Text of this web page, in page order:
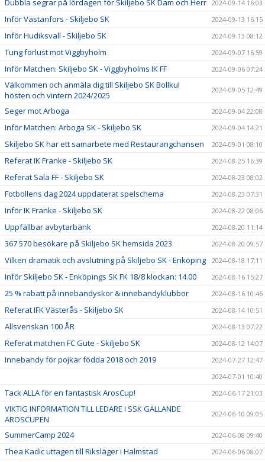
Dubbla segrar på lördagen för Skiljebo SK Dam och Herr 2024-09-14 16:03
Inför Västanfors - Skiljebo SK 2024-09-13 16:15
Inför Hudiksvall - Skiljebo SK 2024-09-13 08:12
Tung förlust mot Viggbyholm 2024-09-07 16:59
Inför Matchen: Skiljebo SK - Viggbyholms IK FF 2024-09-06 07:24
Välkommen och anmäla dig till Skiljebo SK Bollkul
hösten och vintern 2024/2025
2024-09-05 12:49
Seger mot Arboga 2024-09-04 22:08
Inför Matchen: Arboga SK - Skiljebo SK 2024-09-04 14:21
Skiljebo SK har ett samarbete med Restaurangchansen 2024-09-01 08:10
Referat IK Franke - Skiljebo SK 2024-08-25 16:39
Referat Sala FF - Skiljebo SK 2024-08-23 08:02
Fotbollens dag 2024 uppdaterat spelschema 2024-08-23 07:31
Inför IK Franke - Skiljebo SK 2024-08-22 08:06
Uppfällbar avbytarbänk 2024-08-20 11:14
367 570 besökare på Skiljebo SK hemsida 2023 2024-08-20 09:57
Vilken dramatik och avslutning på Skiljebo SK - Enköping 2024-08-18 17:11
Inför Skiljebo SK - Enköpings SK FK 18/8 klockan: 14.00 2024-08-16 15:27
25 % rabatt på innebandyskor & innebandyklubbor 2024-08-16 10:46
Referat IFK Västerås - Skiljebo SK 2024-08-14 10:51
Allsvenskan 100 ÅR 2024-08-13 07:22
Referat matchen FC Gute - Skiljebo SK 2024-08-12 14:07
Innebandy för pojkar födda 2018 och 2019
2024-07-27 12:47
2024-07-01 10:40
Tack ALLA för en fantastisk ArosCup! 2024-06-17 21:03
VIKTIG INFORMATION TILL LEDARE I SSK GÄLLANDE
AROSCUPEN
2024-06-10 09:05
SummerCamp 2024 2024-06-08 09:40
Thea Kadic uttagen till Riksläger i Halmstad 2024-06-06 08:07